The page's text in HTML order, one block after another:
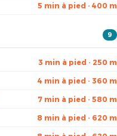
5 min à pied · 400 m
9
3 min à pied · 250 m
4 min à pied · 360 m
7 min à pied · 580 m
8 min à pied · 620 m